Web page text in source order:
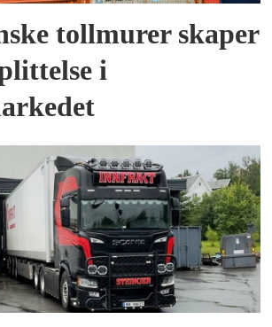
tollmurer skaper
i